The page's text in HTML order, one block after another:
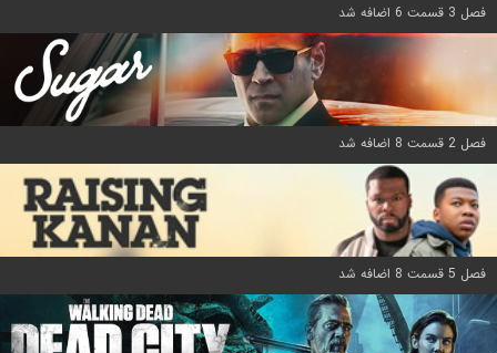
فصل 3 قسمت 6 اضافه شد
فصل 2 قسمت 8 اضافه شد
فصل 5 قسمت 8 اضافه شد